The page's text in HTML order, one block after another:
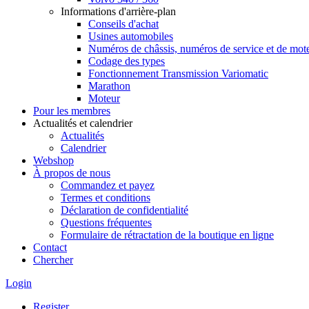
Informations d'arrière-plan
Conseils d'achat
Usines automobiles
Numéros de châssis, numéros de service et de
Codage des types
Fonctionnement Transmission Variomatic
Marathon
Moteur
Pour les membres
Actualités et calendrier
Actualités
Calendrier
Webshop
À propos de nous
Commandez et payez
Termes et conditions
Déclaration de confidentialité
Questions fréquentes
Formulaire de rétractation de la boutique en ligne
Contact
Chercher
Login
Register